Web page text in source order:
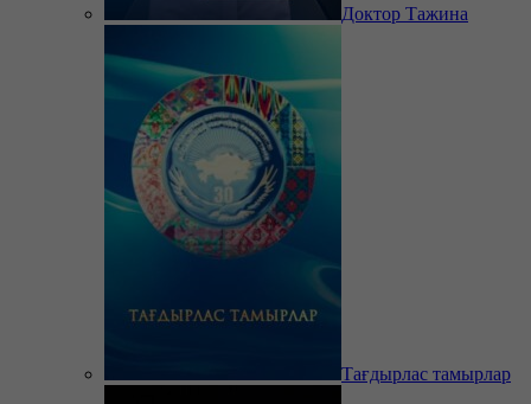
Доктор Тажина
Тағдырлас тамырлар